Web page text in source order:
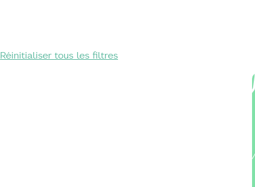
Réinitialiser tous les filtres